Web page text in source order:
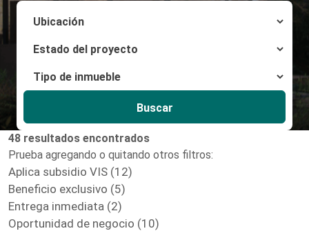
Buscar
48 resultados encontrados
Prueba agregando o quitando otros filtros:
Aplica subsidio VIS (12)
Beneficio exclusivo (5)
Entrega inmediata (2)
Oportunidad de negocio (10)